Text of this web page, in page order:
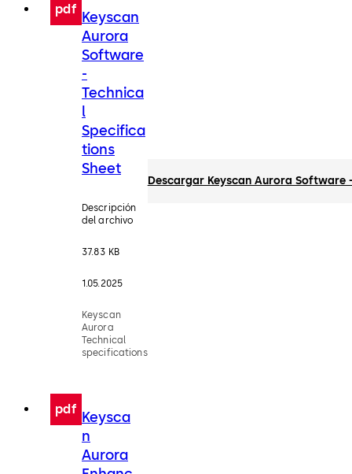
pdf Keyscan
Aurora
Software
-
Technica
l
Specifica
tions
Sheet
Descripción
del archivo
37.83 KB
1.05.2025
Keyscan
Aurora
Technical
specifications
Descargar Keyscan Aurora Software
pdf Keysca
n
Aurora